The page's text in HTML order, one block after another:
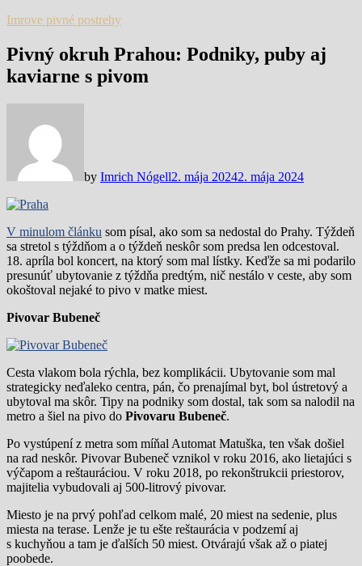
Imrove pivné postrehy
Pivný okruh Prahou: Podniky, puby aj
kaviarne s pivom
by Imrich Nógell2. mája 20242. mája 2024
V minulom článku som písal, ako som sa nedostal do Prahy. Týždeň
sa stretol s týždňom a o týždeň neskôr som predsa len odcestoval.
18. apríla bol koncert, na ktorý som mal lístky. Keďže sa mi podarilo
presunúť ubytovanie z týždňa predtým, nič nestálo v ceste, aby som
okoštoval nejaké to pivo v matke miest.
Pivovar Bubeneč
Cesta vlakom bola rýchla, bez komplikácii. Ubytovanie som mal
strategicky neďaleko centra, pán, čo prenajímal byt, bol ústretový a
ubytoval ma skôr. Tipy na podniky som dostal, tak som sa nalodil na
metro a šiel na pivo do Pivovaru Bubeneč.
Po vystúpení z metra som míňal Automat Matuška, ten však došiel
na rad neskôr. Pivovar Bubeneč vznikol v roku 2016, ako lietajúci s
výčapom a reštauráciou. V roku 2018, po rekonštrukcii priestorov,
majitelia vybudovali aj 500-litrový pivovar.
Miesto je na prvý pohľad celkom malé, 20 miest na sedenie, plus
miesta na terase. Lenže je tu ešte reštaurácia v podzemí aj
s kuchyňou a tam je ďalších 50 miest. Otvárajú však až o piatej
poobede.